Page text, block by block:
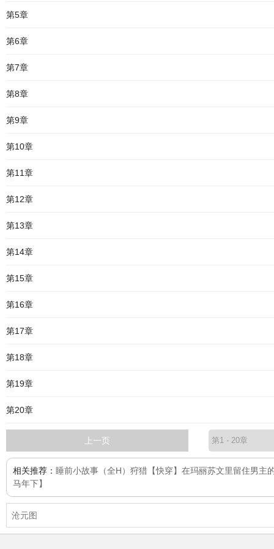
第5章
第6章
第7章
第8章
第9章
第10章
第11章
第12章
第13章
第14章
第15章
第16章
第17章
第18章
第19章
第20章
上一页
相关推荐： 睡前小故事（全H） 狩猎 【快穿】在玛丽苏文里留住男主
马年下】